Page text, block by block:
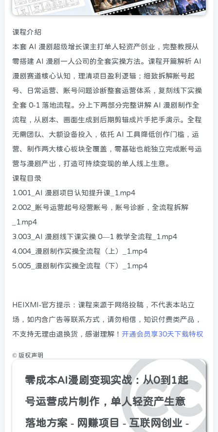
课程介绍
本套 AI 漫剧超级增长课主打单人轻资产创业，完整教授从
零搭建 AI 漫剧一人公司的全套实操方法。课程开篇解析 AI
漫剧赛道核心认知，理清项目盈利逻辑；细致拆解账号起
号、日常运营、账号问题诊断整套运营体系，复刻线下实操
全套 0-1 落地流程。分上下两部分完整讲解 AI 漫剧制作全
流程，从剧本、画面生成到后期剪辑成片手把手演示。全程
无需团队、大额设备投入，依托 AI 工具降低创作门槛，运
营、制作两大核心板块全覆盖，零基础也能独立完成账号运
营与漫剧产出，打造可持续变现的单人线上生意。
课程目录
1.001_AI 漫剧项目认知提升课_1.mp4
2.002_账号运营起号经营账号，账号诊断，全流程拆解
_1.mp4
3.003_AI 漫剧线下课实操 0—1 教学全流程_1.mp4
4.004_漫剧制作实操全流程（上）_1.mp4
5.005_漫剧制作实操全流程（下）_1.mp4
HEIXMI-官方提示：课程来源于网络投稿，不代表本站立
场，如内含广告等联系方式，请勿相信，知识付费类产品，
不支持无理由退换货，感谢理解！ 开通会员享30天下载特权
© 版权声明
零成本AI漫剧变现实战：从0到1起
号运营成片制作，单人轻资产生意
落地方案 - 网赚项目 - 互联网创业 -